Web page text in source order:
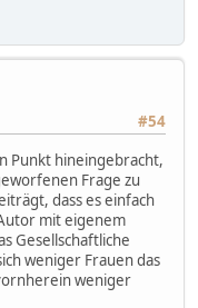
#54
Punkt hineingebracht,
Frage zu
dass es einfach
mit eigenem
Gesellschaftliche
weniger Frauen das
weniger